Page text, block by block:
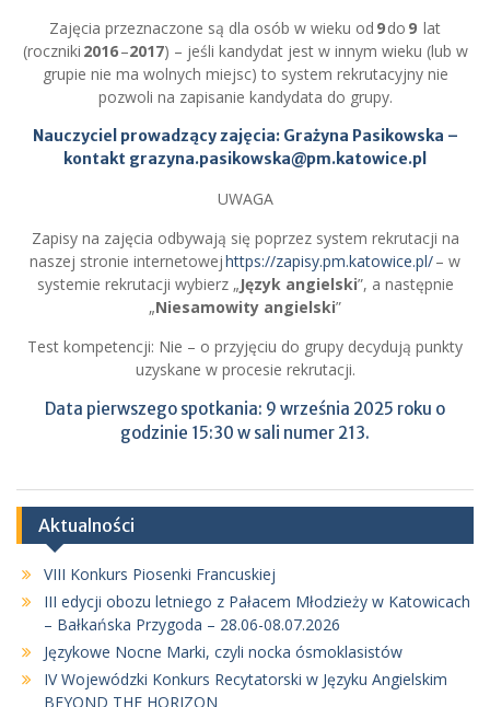
Zajęcia przeznaczone są dla osób w wieku od 9do 9 lat
(roczniki 2016–2017) – jeśli kandydat jest w innym wieku (lub w
grupie nie ma wolnych miejsc) to system rekrutacyjny nie
pozwoli na zapisanie kandydata do grupy.
Nauczyciel prowadzący zajęcia: Grażyna Pasikowska –
kontakt grazyna.pasikowska@pm.katowice.pl
UWAGA
Zapisy na zajęcia odbywają się poprzez system rekrutacji na
naszej stronie internetowejhttps://zapisy.pm.katowice.pl/– w
systemie rekrutacji wybierz „Język angielski”, a następnie
„Niesamowity angielski”
Test kompetencji: Nie – o przyjęciu do grupy decydują punkty
uzyskane w procesie rekrutacji.
Data pierwszego spotkania: 9 września 2025 roku o
godzinie 15:30 w sali numer 213.
Aktualności
VIII Konkurs Piosenki Francuskiej
III edycji obozu letniego z Pałacem Młodzieży w Katowicach
– Bałkańska Przygoda – 28.06-08.07.2026
Językowe Nocne Marki, czyli nocka ósmoklasistów
IV Wojewódzki Konkurs Recytatorski w Języku Angielskim
BEYOND THE HORIZON